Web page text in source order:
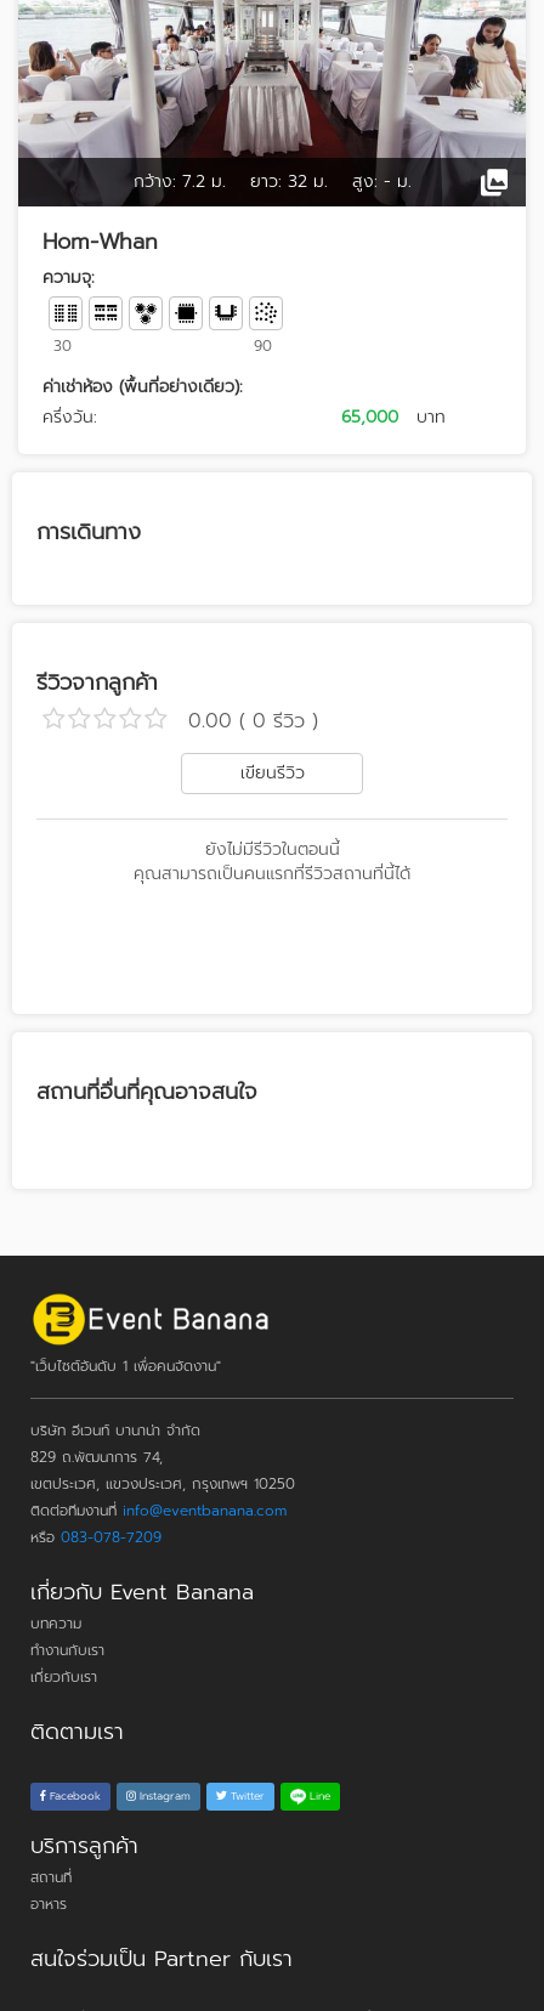
กว้าง: 7.2 ม. ยาว: 32 ม. สูง: - ม.
Hom-Whan
ความจุ:
30 90
ค่าเช่าห้อง (พื้นที่อย่างเดียว):
ครึ่งวัน:
65,000 บาท
การเดินทาง
รีวิวจากลูกค้า
0.00 ( 0 รีวิว )
เขียนรีวิว
ยังไม่มีรีวิวในตอนนี้
คุณสามารถเป็นคนแรกที่รีวิวสถานที่นี้ได้
สถานที่อื่นที่คุณอาจสนใจ
"เว็บไซต์อันดับ 1 เพื่อคนจัดงาน"
บริษัท อีเวนท์ บานาน่า จำกัด
829 ถ.พัฒนาการ 74,
เขตประเวศ, แขวงประเวศ, กรุงเทพฯ 10250
ติดต่อทีมงานที่ info@eventbanana.com
หรือ 083-078-7209
เกี่ยวกับ Event Banana
บทความ
ทำงานกับเรา
เกี่ยวกับเรา
ติดตามเรา
Facebook Instagram Twitter Line
บริการลูกค้า
สถานที่
อาหาร
สนใจร่วมเป็น Partner กับเรา